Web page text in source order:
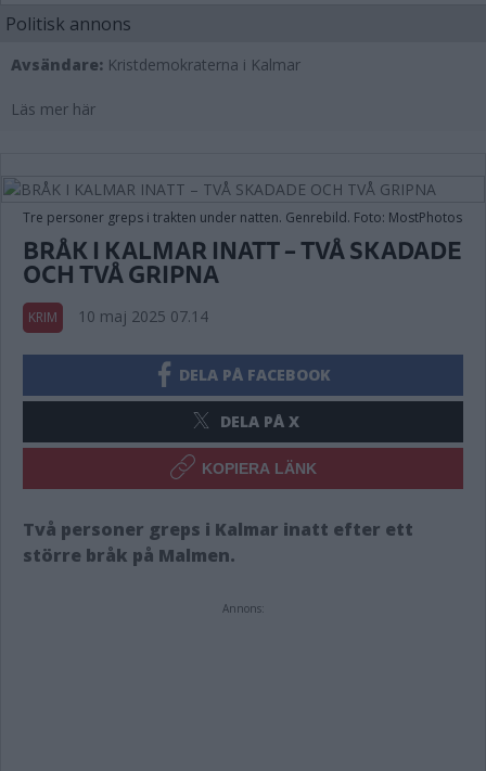
Politisk annons
Avsändare: Kristdemokraterna i Kalmar
Läs mer här
Tre personer greps i trakten under natten. Genrebild. Foto: MostPhotos
BRÅK I KALMAR INATT – TVÅ SKADADE
OCH TVÅ GRIPNA
KRIM 10 maj 2025 07.14
DELA PÅ FACEBOOK
DELA PÅ X
KOPIERA LÄNK
Två personer greps i Kalmar inatt efter ett
större bråk på Malmen.
Annons: